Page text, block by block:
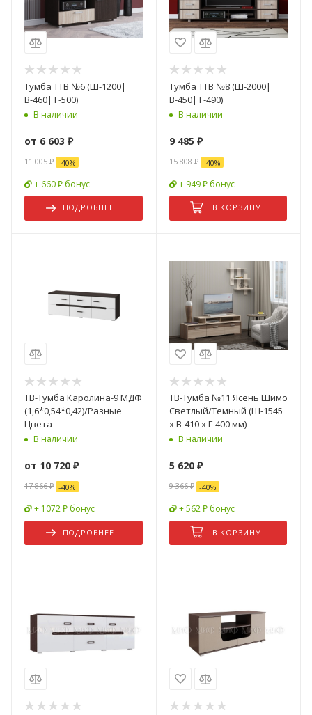
Тумба ТТВ №6 (Ш-1200|
В-460| Г-500)
В наличии
от 6 603 ₽
11 005 ₽ -40%
+ 660 ₽ бонус
ПОДРОБНЕЕ
Тумба ТТВ №8 (Ш-2000|
В-450| Г-490)
В наличии
9 485 ₽
15 808₽ -40%
+ 949 ₽ бонус
В КОРЗИНУ
ТВ-Тумба Каролина-9 МДФ
(1,6*0,54*0,42)/Разные
Цвета
В наличии
от 10 720 ₽
17 866 ₽ -40%
+ 1072 ₽ бонус
ПОДРОБНЕЕ
ТВ-Тумба №11 Ясень Шимо
Светлый/Темный (Ш-1545
х В-410 х Г-400 мм)
В наличии
5 620₽
9 366₽ -40%
+ 562 ₽ бонус
В КОРЗИНУ